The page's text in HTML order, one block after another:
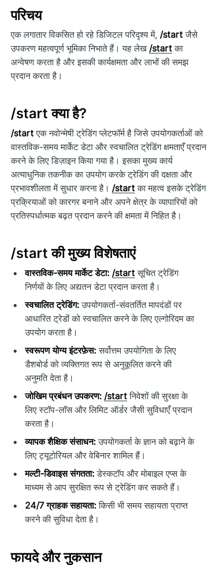
परिचय
एक लगातार विकसित हो रहे डिजिटल परिदृश्य में, /startजैसे
उपकरण महत्वपूर्ण भूमिका निभाते हैं। यह लेख /startका
अन्वेषण करता है और इसकी कार्यक्षमता और लाभों की समझ
प्रदान करता है।
/start क्या है?
/startएक नवोन्मेषी ट्रेडिंग प्लेटफॉर्म है जिसे उपयोगकर्ताओं को
वास्तविक-समय मार्केट डेटा और स्वचालित ट्रेडिंग क्षमताएँ प्रदान
करने के लिए डिज़ाइन किया गया है। इसका मुख्य कार्य
अत्याधुनिक तकनीक का उपयोग करके ट्रेडिंग की दक्षता और
प्रभावशीलता में सुधार करना है। /startका महत्व इसके ट्रेडिंग
प्रक्रियाओं को कारगर बनाने और अपने क्षेत्र के व्यापारियों को
प्रतिस्पर्धात्मक बढ़त प्रदान करने की क्षमता में निहित है।
/start की मुख्य विशेषताएं
वास्तविक-समय मार्केट डेटा: /startसूचित ट्रेडिंग
निर्णयों के लिए अद्यतन डेटा प्रदान करता है।
स्वचालित ट्रेडिंग:उपयोगकर्ता-संवतर्तित मापदंडों पर
आधारित ट्रेडों को स्वचालित करने के लिए एल्गोरिदम का
उपयोग करता है।
स्वरूपण योग्य इंटरफ़ेस:सर्वोत्तम उपयोगिता के लिए
डैशबोर्ड को व्यक्तिगत रूप से अनुकूलित करने की
अनुमति देता है।
जोखिम प्रबंधन उपकरण: /startनिवेशों की सुरक्षा के
लिए स्टॉप-लॉस और लिमिट ऑर्डर जैसी सुविधाएँ प्रदान
करता है।
व्यापक शैक्षिक संसाधन:उपयोगकर्ता के ज्ञान को बढ़ाने के
लिए ट्यूटोरियल और वेबिनार शामिल हैं।
मल्टी-डिवाइस संगतता:डेस्कटॉप और मोबाइल एप्स के
माध्यम से आप सुरक्षित रूप से ट्रेडिंग कर सकते हैं।
24/7 ग्राहक सहायता:किसी भी समय सहायता प्राप्त
करने की सुविधा देता है।
फायदे और नुकसान